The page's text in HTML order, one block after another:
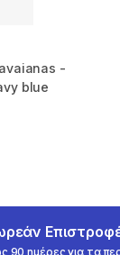
-
blue
reviews
90 ημέρες για τα